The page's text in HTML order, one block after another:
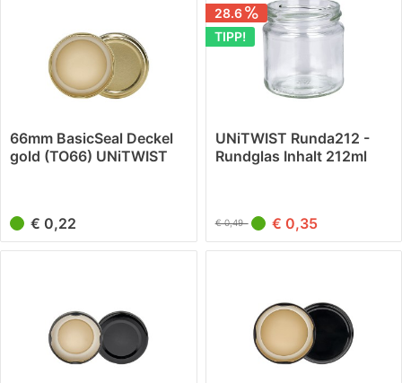
66mm BasicSeal Deckel
gold (TO66) UNiTWIST
€ 0,22
28.6
TIPP!
UNiTWIST Runda212 -
Rundglas Inhalt 212ml
€ 0,49 € 0,35